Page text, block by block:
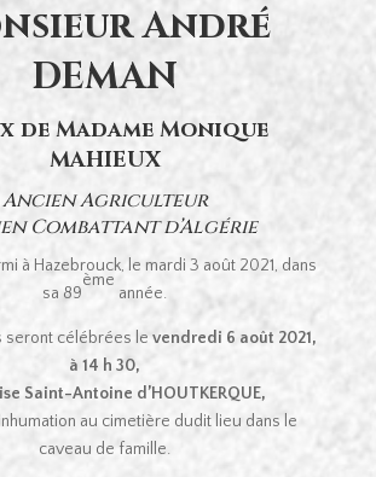
André
DEMAN
de Madame Monique
MAHIEUX
Ancien Agriculteur
Combattant d’Algérie
à Hazebrouck, le mardi 3 août 2021, dans
sa 89
ème
année.
seront célébrées le vendredi 6 août 2021,
à 14 h 30,
Saint-Antoine d’HOUTKERQUE,
au cimetière dudit lieu dans le
caveau de famille.